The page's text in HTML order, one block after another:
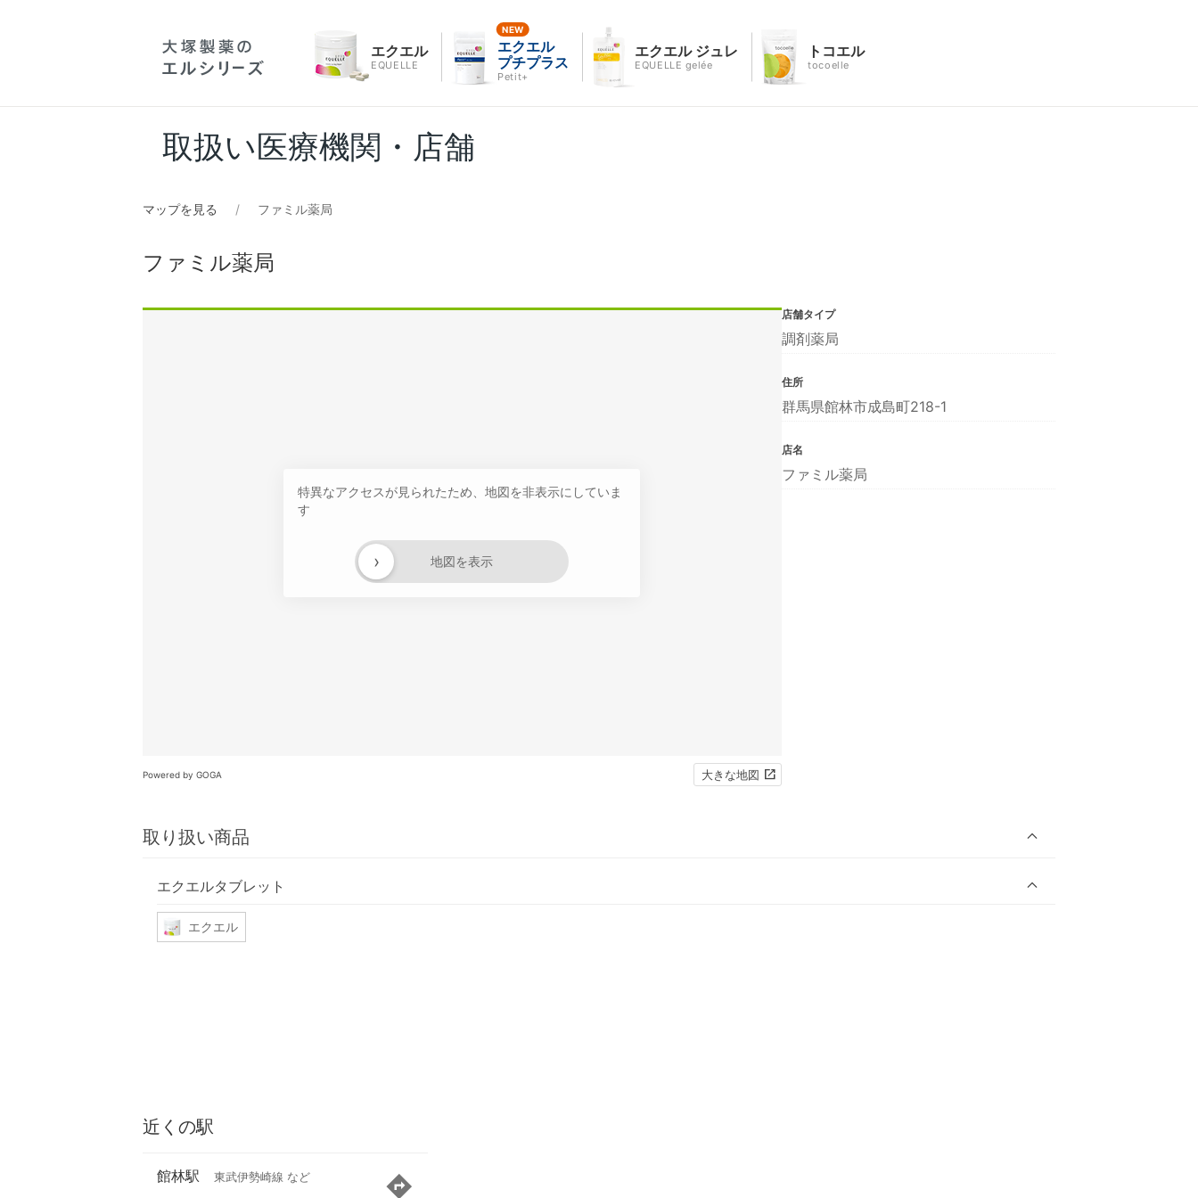
エクエル
EQUELLE
エクエル
プチプラス
Petit+
エクエル ジュレ
EQUELLE gelée
トコエル
tocoelle
取扱い医療機関・店舗
マップを見る ファミル薬局
ファミル薬局
特異なアクセスが見られたため、地図を非表示にしていま
す
地図を表示
›
Powered by GOGA 大きな地図
取り扱い商品
エクエルタブレット
エクエル
店舗タイプ
調剤薬局
住所
群馬県館林市成島町218-1
店名
ファミル薬局
近くの駅
館林駅 東武伊勢崎線 など